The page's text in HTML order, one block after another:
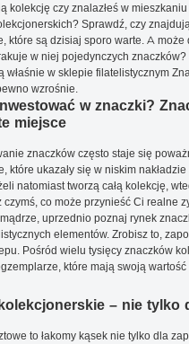
kolekcję czy znalazłeś w
Sprawdź, czy
które są dzisiaj sporo warte. A może
w niej pojedynczych
właśnie w sklepie filatelistycznym
wzrośnie.
w znaczki?
miejsce
znaczków często staje się
które ukazały się w niskim
natomiast tworzą całą kolekcję,
czymś, co może przynieść Ci realne
uprzednio poznaj rynek
elementów. Zrobisz to,
Pośród wielu tysięcy znaczków
które mają swoją
– nie tylko
to łakomy kąsek nie tylko dla